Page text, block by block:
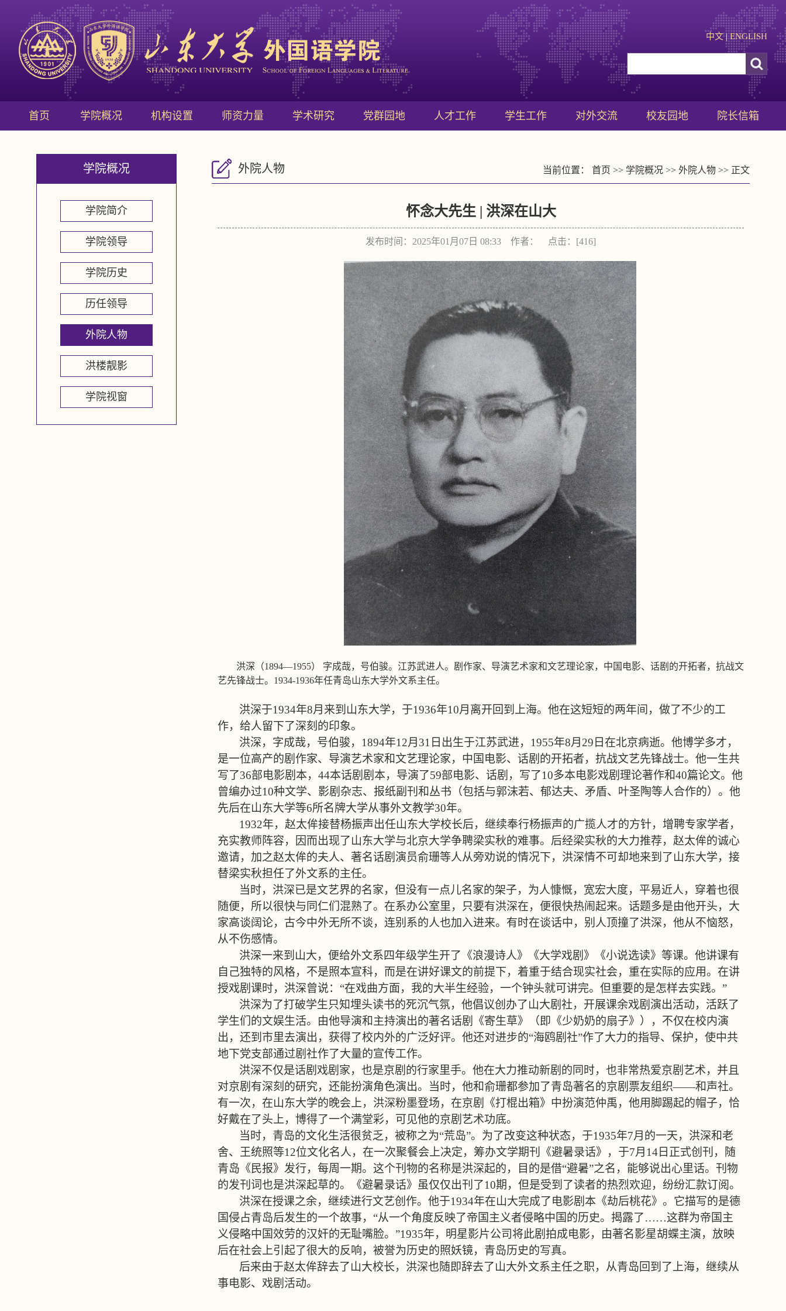
中文|ENGLISH
首页 学院概况 机构设置 师资力量 学术研究 党群园地 人才工作 学生工作 对外交流 校友园地 院长信箱
学院概况
学院简介
学院领导
学院历史
历任领导
外院人物
洪楼靓影
学院视窗
外院人物 当前位置： 首页 >> 学院概况 >> 外院人物 >> 正文
怀念大先生 | 洪深在山大
发布时间：2025年01月07日 08:33 作者： 点击：[416]
洪深（1894—1955） 字成哉，号伯骏。江苏武进人。剧作家、导演艺术家和文艺理论家，中国电影、话剧的开拓者，抗战文
艺先锋战士。 1934-1936年任青岛山东大学外文系主任。
洪深于1934年8月来到山东大学，于1936年10月离开回到上海。他在这短短的两年间，做了不少的工
作，给人留下了深刻的印象。
洪深，字成哉，号伯骏， 1894年12月 31 日出生于江苏武进， 1955年8月 29 日在北京病逝。他博学多才，
是一位高产的剧作家、导演艺术家和文艺理论家，中国电影、话剧的开拓者，抗战文艺先锋战士。他一生共
写了36部电影剧本， 44本话剧剧本，导演了59部电影、话剧，写了10多本电影戏剧理论著作和40篇论文。他
曾编办过10种文学、影剧杂志、报纸副刊和丛书（包括与郭沫若、郁达夫、矛盾、叶圣陶等人合作的）。他
先后在山东大学等6所名牌大学从事外文教学30年。
1932年，赵太侔接替杨振声出任山东大学校长后，继续奉行杨振声的广揽人才的方针，增聘专家学者，
充实教师阵容，因而出现了山东大学与北京大学争聘梁实秋的难事。后经梁实秋的大力推荐，赵太侔的诚心
邀请，加之赵太侔的夫人、著名话剧演员俞珊等人从旁劝说的情况下，洪深情不可却地来到了山东大学，接
替梁实秋担任了外文系的主任。
当时，洪深已是文艺界的名家，但没有一点儿名家的架子，为人慷慨，宽宏大度，平易近人，穿着也很
随便，所以很快与同仁们混熟了。在系办公室里，只要有洪深在，便很快热闹起来。话题多是由他开头，大
家高谈阔论，古今中外无所不谈，连别系的人也加入进来。有时在谈话中，别人顶撞了洪深，他从不恼怒，
从不伤感情。
洪深一来到山大，便给外文系四年级学生开了《浪漫诗人》《大学戏剧》《小说选读》等课。他讲课有
自己独特的风格，不是照本宣科，而是在讲好课文的前提下，着重于结合现实社会，重在实际的应用。在讲
授戏剧课时，洪深曾说： “在戏曲方面，我的大半生经验，一个钟头就可讲完。但重要的是怎样去实践。 ”
洪深为了打破学生只知埋头读书的死沉气氛，他倡议创办了山大剧社，开展课余戏剧演出活动，活跃了
学生们的文娱生活。由他导演和主持演出的著名话剧《寄生草》（即《少奶奶的扇子》），不仅在校内演
出，还到市里去演出，获得了校内外的广泛好评。他还对进步的“海鸥剧社”作了大力的指导、保护，使中共
地下党支部通过剧社作了大量的宣传工作。
洪深不仅是话剧戏剧家，也是京剧的行家里手。他在大力推动新剧的同时，也非常热爱京剧艺术，并且
对京剧有深刻的研究，还能扮演角色演出。当时，他和俞珊都参加了青岛著名的京剧票友组织——和声社。
有一次，在山东大学的晚会上，洪深粉墨登场，在京剧《打棍出箱》中扮演范仲禹，他用脚踢起的帽子，恰
好戴在了头上，博得了一个满堂彩，可见他的京剧艺术功底。
当时，青岛的文化生活很贫乏，被称之为“荒岛”。为了改变这种状态，于1935年7月的一天，洪深和老
舍、王统照等12位文化名人，在一次聚餐会上决定，筹办文学期刊《避暑录话》，于7月 14日正式创刊，随
青岛《民报》发行，每周一期。这个刊物的名称是洪深起的，目的是借“避暑”之名，能够说出心里话。刊物
的发刊词也是洪深起草的。《避暑录话》虽仅仅出刊了10期，但是受到了读者的热烈欢迎，纷纷汇款订阅。
洪深在授课之余，继续进行文艺创作。他于1934年在山大完成了电影剧本《劫后桃花》。它描写的是德
国侵占青岛后发生的一个故事， “从一个角度反映了帝国主义者侵略中国的历史。揭露了……这群为帝国主
义侵略中国效劳的汉奸的无耻嘴脸。 ”1935年，明星影片公司将此剧拍成电影，由著名影星胡蝶主演，放映
后在社会上引起了很大的反响，被誉为历史的照妖镜，青岛历史的写真。
后来由于赵太侔辞去了山大校长，洪深也随即辞去了山大外文系主任之职，从青岛回到了上海，继续从
事电影、戏剧活动。